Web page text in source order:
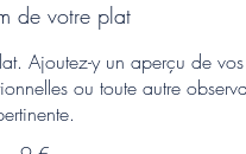
de votre plat
Ajoutez-y un aperçu de vos
ou toute autre